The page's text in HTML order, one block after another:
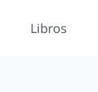
Libros